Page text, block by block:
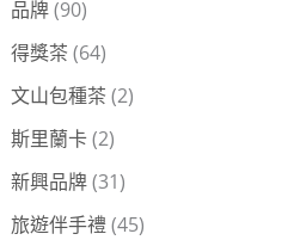
品牌(90)
得獎茶 (64)
文山包種茶 (2)
斯里蘭卡(2)
新興品牌(31)
旅遊伴手禮(45)